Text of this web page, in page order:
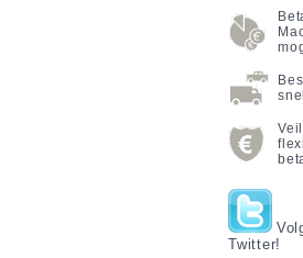
Twitter!